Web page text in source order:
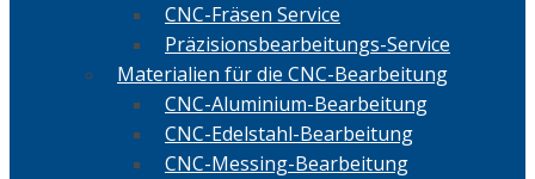
CNC-Fräsen Service
Präzisionsbearbeitungs-Service
Materialien für die CNC-Bearbeitung
CNC-Aluminium-Bearbeitung
CNC-Edelstahl-Bearbeitung
CNC-Messing-Bearbeitung